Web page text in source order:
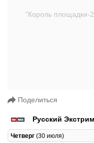
Поделиться
Русский Экстрим
Четверг (30 июля)